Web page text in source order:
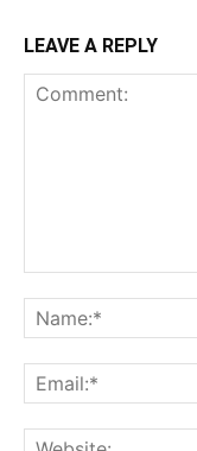
LEAVE A REPLY